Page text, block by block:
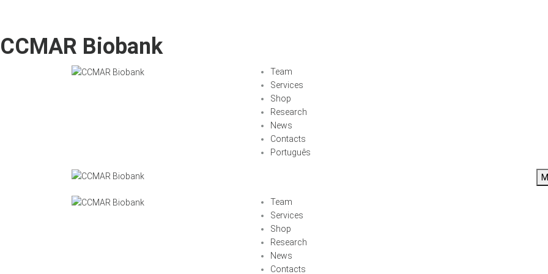
CCMAR Biobank
Team
Services
Shop
Research
News
Contacts
Português
Team
Services
Shop
Research
News
Contacts